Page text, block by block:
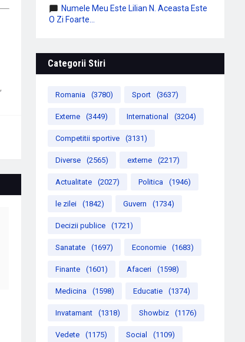
Numele Meu Este Lilian N. Aceasta Este
O Zi Foarte...
Categorii Stiri
Romania (3780) Sport (3637)
Externe (3449) International (3204)
Competitii sportive (3131)
Diverse (2565) externe (2217)
Actualitate (2027) Politica (1946)
le zilei (1842) Guvern (1734)
Decizii publice (1721)
Sanatate (1697) Economie (1683)
Finante (1601) Afaceri (1598)
Medicina (1598) Educatie (1374)
Invatamant (1318) Showbiz (1176)
Vedete (1175) Social (1109)